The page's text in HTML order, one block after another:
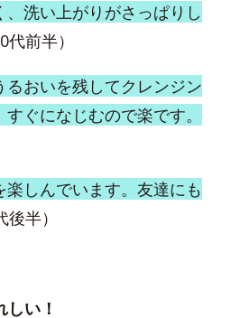
、洗い上がりがさっぱりし
代前半）
るおいを残してクレンジン
ぐになじむので楽です。
しんでいます。友達にも
後半）
い！